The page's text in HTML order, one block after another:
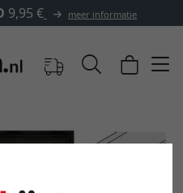
✓500.000 artikelen om uit te